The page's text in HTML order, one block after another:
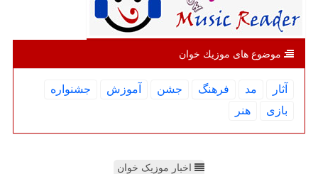
موضوع های موزیك خوان
آثار مد فرهنگ جشن آموزش
جشنواره
بازی
هنر
اخبار موزیک خوان